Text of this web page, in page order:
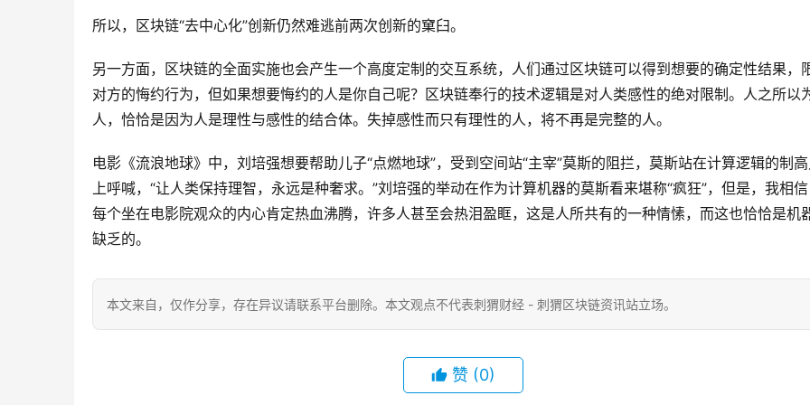
所以，区块链“去中心化”创新仍然难逃前两次创新的窠臼。
另一方面，区块链的全面实施也会产生一个高度定制的交互系统，人们通过区块链可以得到想要的确定性结果，
对方的悔约行为，但如果想要悔约的人是你自己呢？区块链奉行的技术逻辑是对人类感性的绝对限制。人之所以
人，恰恰是因为人是理性与感性的结合体。失掉感性而只有理性的人，将不再是完整的人。
电影《流浪地球》中，刘培强想要帮助儿子“点燃地球”，受到空间站“主宰”莫斯的阻拦，莫斯站在计算逻辑的制
上呼喊，“让人类保持理智，永远是种奢求。”刘培强的举动在作为计算机器的莫斯看来堪称“疯狂”，但是，我相信
每个坐在电影院观众的内心肯定热血沸腾，许多人甚至会热泪盈眶，这是人所共有的一种情愫，而这也恰恰是机
缺乏的。
本文来自 ，仅作分享，存在异议请联系平台删除。本文观点不代表刺猬财经 - 刺猬区块链资讯站立场。
赞 (0)